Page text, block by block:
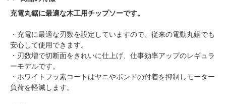
充電丸鋸に最適な木工用チップソーです。
・充電に最適な刃数を設定していますので、従来の電動丸鋸でも
安心して使用できます。
・刃数増で切断面をきれいに仕上げ、仕事効率アップのレギュラ
ーモデルです。
・ホワイトフッ素コートはヤニやボンドの付着を抑制しモーター
負荷を軽減します。